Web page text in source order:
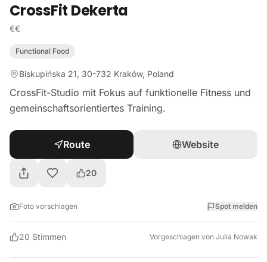
CrossFit Dekerta
€€
Functional Food
Biskupińska 21, 30-732 Kraków, Poland
CrossFit-Studio mit Fokus auf funktionelle Fitness und
gemeinschaftsorientiertes Training.
Route Website
20
Foto vorschlagen Spot melden
20 Stimmen Vorgeschlagen von Julia Nowak